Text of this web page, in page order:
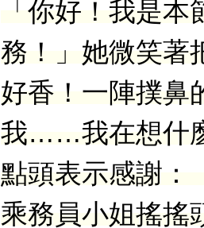
「你好！我是
務！」她微笑著
好香！一陣撲鼻
我……我在想什
點頭表示感謝
乘務員小姐搖搖